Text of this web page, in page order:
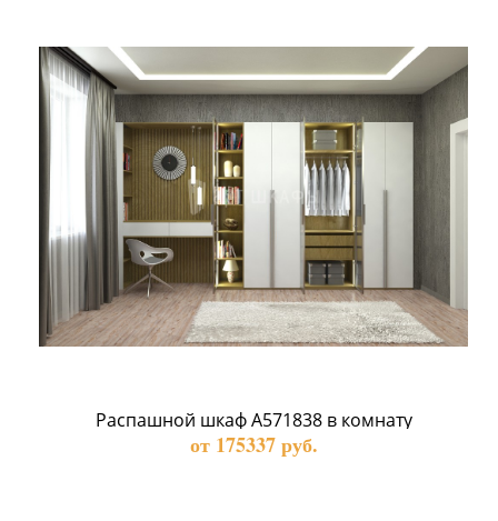
Распашной шкаф А571838 в комнату
от 175337 руб.